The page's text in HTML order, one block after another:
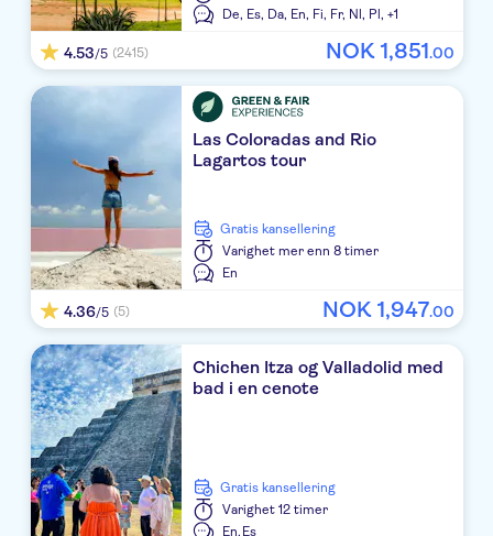
Hotel Riu Latino
Crown Paradise Club Cancun All Inclusive
The Azul Beach Riviera Cancun
Sandos Cancun Luxury Resort ALL INCLUSIVE
Excellence Playa Mujeres All Inclusive
Catalonia Costa Mujeres All Suites & Spa
Margaritaville Riviera Maya Adult Lobby
TRS Coral Costa Mujeres
JW Marriott Cancun Resort & Spa
Paradisus Cancun All Inclusive Resort
Dreams Vista Cancun Golf & Spa Resort
De, Es, Da, En, Fi, Fr, Nl, Pl,+1
4.53/5 (2415) NOK 1,851.00
Las Coloradas and Rio
Lagartos tour
Gratis kansellering
Varighet mer enn 8 timer
En
4.36/5 (5) NOK 1,947.00
Chichen Itza og Valladolid med
bad i en cenote
Gratis kansellering
Varighet 12 timer
En,Es